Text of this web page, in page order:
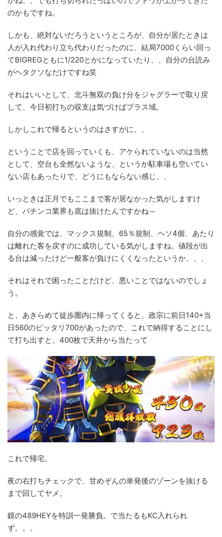
のかもですね。
しかも、絶対ないだろうというところが、自分が居たときは
人が入れ代わり立ち代わりだったのに、結局7000くらい回っ
てBIGREGともに1/220とかになっていたり、、自分の台読み
がヘタクソなだけですね笑
それはいいとして、北斗無双の負け分をジャグラーで取り戻
して、今日初打ちの収支は気づけばプラス域。
しかしこれで帰るというのはさすがに、、
ということで店を回っていくも、アケられていないのは当然
として、空台も全然ないような、というか駐車場も空いてい
ない店もあったりで、どうにもならない感じ、、
いっときは正月でもここまで客が居なかった気がしますけ
ど、パチンコ業界も底は抜けたんですかね～
自分の感覚では、マックス規制、65％規制、ヘソ4個、あたり
は離れた客を戻すのに成功している気がしますね。値段が出
る台は減ったけど一般客が負けにくくなったというか、、、
それはそれで困ったことだけど、悪いことではないのでしょ
う。
と、あきらめて徒歩圏内に帰ってくると、政宗に前日140+当
日560のピッタリ700があったので、これで納得することにし
て打ち出すと、400枚で天井から当たって
これで帰宅。
夜の右打ちチェックで、甘めぞんの単発後のゾーンを抜ける
まで回してヤメ。
鏡の489HEYを特訓一発勝負。で当たるもKC入れられ
ず。。。